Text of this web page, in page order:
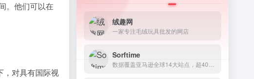
。他们可以在
，对具有国际视
绒趣网
一家专注毛绒玩具批发的网店
Sorftime